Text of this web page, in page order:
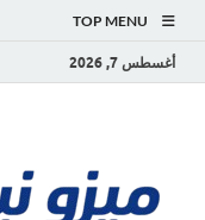
TOP MENU
أغسطس 7, 2026